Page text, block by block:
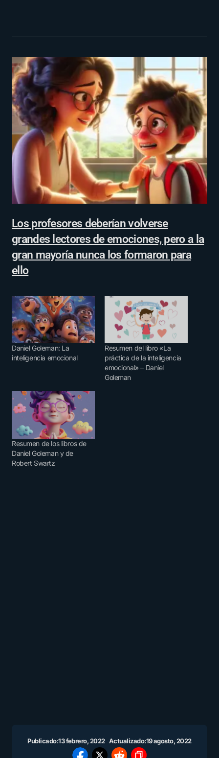
Los profesores deberían volverse
grandes lectores de emociones, pero a la
gran mayoría nunca los formaron para
ello
Daniel Goleman: La
inteligencia emocional
Resumen del libro «La
práctica de la inteligencia
emocional» – Daniel
Goleman
Resumen de los libros de
Daniel Goleman y de
Robert Swartz
Publicado:13 febrero, 2022 Actualizado:19 agosto, 2022